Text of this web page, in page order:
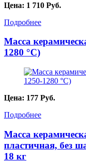
Цена: 1 710 Руб.
Подробнее
Масса
1280 °C)
Цена: 177 Руб.
Подробнее
Масса
пластичная, без
18 кг